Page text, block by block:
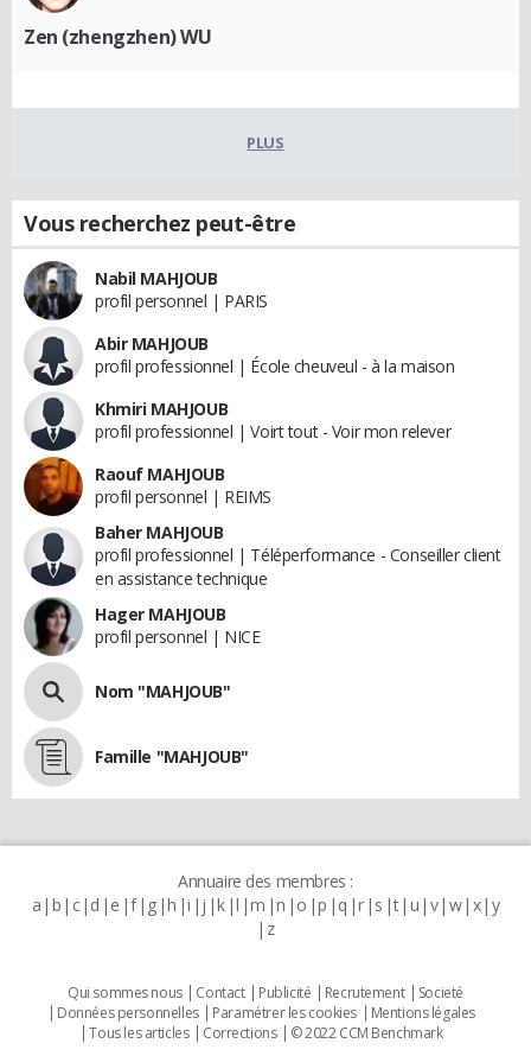
Zen (zhengzhen) WU
PLUS
Vous recherchez peut-être
Nabil MAHJOUB
profil personnel | PARIS
Abir MAHJOUB
profil professionnel | École cheuveul - à la maison
Khmiri MAHJOUB
profil professionnel | Voirt tout - Voir mon relever
Raouf MAHJOUB
profil personnel | REIMS
Baher MAHJOUB
profil professionnel | Téléperformance - Conseiller client
en assistance technique
Hager MAHJOUB
profil personnel | NICE
Nom "MAHJOUB"
Famille "MAHJOUB"
Annuaire des membres :
a b c d e f g h i j k l m n o p q r s t u v w x y
z
Qui sommes nous Contact Publicité Recrutement
Societé
Données personnelles
Paramétrer les cookies
Mentions légales
Tous les articles
Corrections © 2022 CCM Benchmark